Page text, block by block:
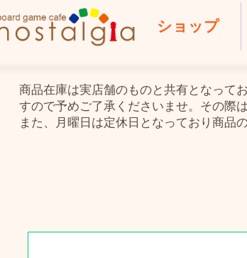
ショップ
商品在庫は実店舗のものと共有となって
すので予めご了承くださいませ。その際
また、月曜日は定休日となっており商品